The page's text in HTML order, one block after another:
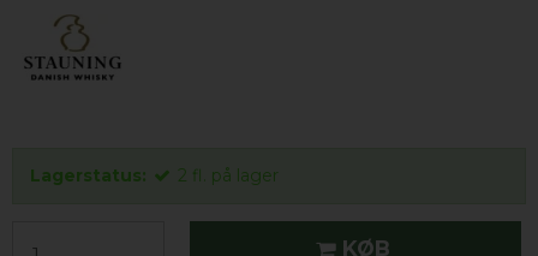
Lagerstatus: 2 fl. på lager
KØB